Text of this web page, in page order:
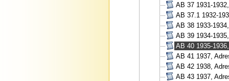
AB 37 1931-
AB 37.1 1932-
AB 38 1933-
AB 39 1934-
AB 40 1935-
AB 41 1937,
AB 42 1938,
AB 43 1937,